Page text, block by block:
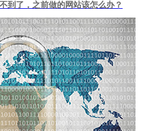
到了，之前做的网站该怎么办？